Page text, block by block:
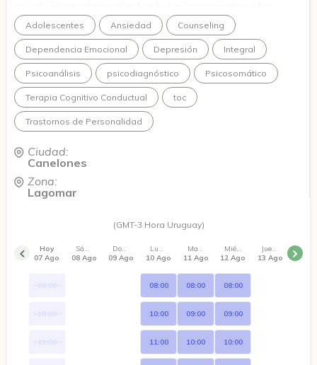
necesidades de cada paciente. Mi objetivo es ayudarte a
encontrar recursos internos que te permitan enfrentar y
procesar las dificultades alcanzando un mayor equilibrio en
tu vida.
Adolescentes Ansiedad Counseling
Dependencia Emocional Depresión Integral
Psicoanálisis psicodiagnóstico Psicosomático
Terapia Cognitivo Conductual toc
Trastornos de Personalidad
Ciudad:
Canelones
Zona:
Lagomar
(GMT-3 Hora Uruguay)
Hoy
07 Ago
Sábado
08 Ago
Domingo
09 Ago
Lunes
10 Ago
08:00
10:00
11:00
Martes
11 Ago
08:00
09:00
10:00
Miércoles
12 Ago
08:00
09:00
10:00
Jueves
13 Ago